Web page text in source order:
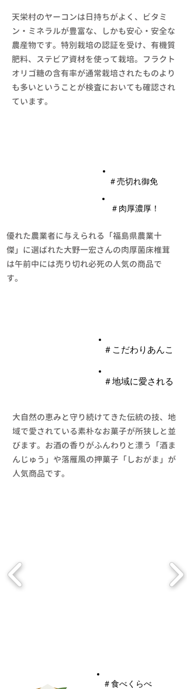
天栄村のヤーコンは日持ちがよく、ビタミ
ン・ミネラルが豊富な、しかも安心・安全な
農産物です。特別栽培の認証を受け、有機質
肥料、ステビア資材を使って栽培。フラクト
オリゴ糖の含有率が通常栽培されたものより
も多いということが検査においても確認され
ています。
​＃売切れ御免
​＃肉厚濃厚！
優れた農業者に与えられる「福島県農業十
傑」に選ばれた大野一宏さんの肉厚菌床椎茸
は午前中には売り切れ必死の人気の商品で
す。​
​＃こだわりあんこ
​＃地域に愛される
大自然の恵みと守り続けてきた伝統の技、地
域で愛されている素朴なお菓子が所狭しと並
びます。お酒の香りがふんわりと漂う「酒ま
んじゅう」や落雁風の押菓子「しおがま」が
人気商品です。
​＃食べくらべ